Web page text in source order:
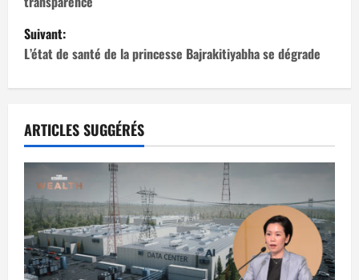
v
i
g
a
t
i
o
n
Suivant:
L’état de santé de la princesse Bajrakitiyabha se dégrade
ARTICLES SUGGÉRÉS